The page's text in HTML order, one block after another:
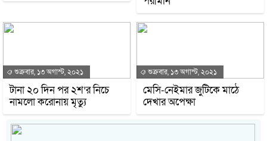
শুক্রবার, ১৩ অগাস্ট, ২০২১
টানা ২০ দিন পর ২শ’র নিচে
নামলো করোনায় মৃত্যু
শুক্রবার, ১৩ অগাস্ট, ২০২১
মেসি-নেইমার জুটিকে মাঠে
দেখার অপেক্ষা